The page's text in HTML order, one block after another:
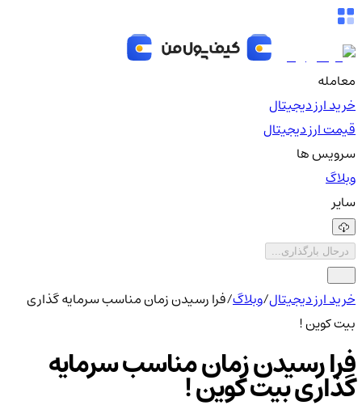
معامله
خرید ارز دیجیتال
قیمت ارز دیجیتال
سرویس ها
وبلاگ
سایر
درحال بارگذاری...
خرید ارز دیجیتال/وبلاگ/فرا رسیدن زمان مناسب سرمایه گذاری
بیت کوین !
فرا رسیدن زمان مناسب سرمایه
گذاری بیت کوین !